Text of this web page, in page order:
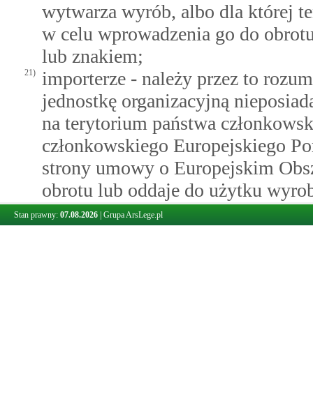
wytwarza wyrób, albo dla której
w celu wprowadzenia go do
lub znakiem;
21)
importerze - należy przez to
jednostkę organizacyjną
na terytorium państwa
członkowskiego Europejskiego
strony umowy o Europejskim
obrotu lub oddaje do użytku
22)
specyfikacjach
Stan prawny: 07.08.2026 Grupa ArsLege.pl